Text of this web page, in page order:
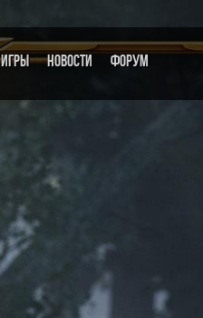
ИГРЫ Новости ФОРУМ